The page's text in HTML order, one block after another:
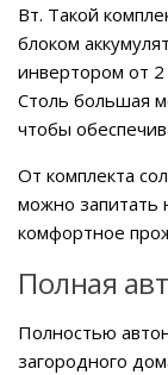
Вт. Такой
блоком
инвертором от
Столь большая
чтобы
От комплекта
можно запитать
комфортное
Полная
Полностью
загородного